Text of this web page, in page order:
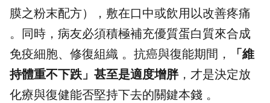
膜之粉末配方），敷在口中或飲用以改善疼痛
。同時，病友必須積極補充優質蛋白質來合成
免疫細胞、修復組織 。抗癌與復能期間，
「維
持體重不下跌」甚至是適度增胖，才是決定放
化療與復健能否堅持下去的關鍵本錢 。